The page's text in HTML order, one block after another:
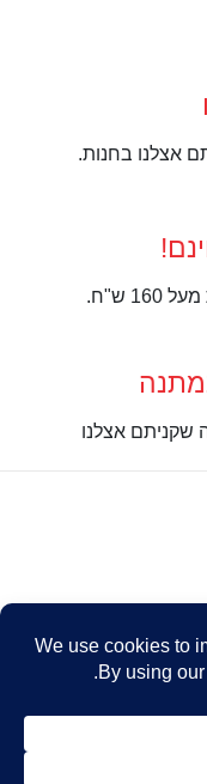
אצלנו בחנות.
ש"ח.
שקניתם אצלנו
Design: Eshel
Haim